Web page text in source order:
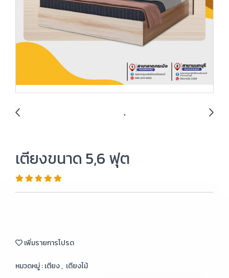
เตียงขนาด 5,6 ฟุต
เพิ่มรายการโปรด
หมวดหมู่ :เตียง, เตียงไม้